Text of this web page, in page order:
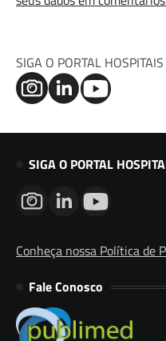
SIGA O PORTAL
SIGA O PORTAL
Conheça nossa Política de
Fale Conosco